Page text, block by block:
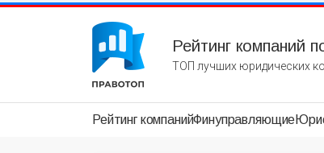
Рейтинг компаний
ТОП лучших юридических
Рейтинг компанийФинуправляющие